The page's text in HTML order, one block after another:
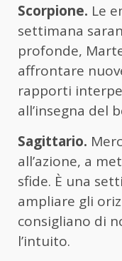
Scorpione. Le
settimana
profonde,
affrontare
rapporti
all’insegna del
Sagittario.
all’azione, a
sfide. È una
ampliare gli
consigliano di
l’intuito.